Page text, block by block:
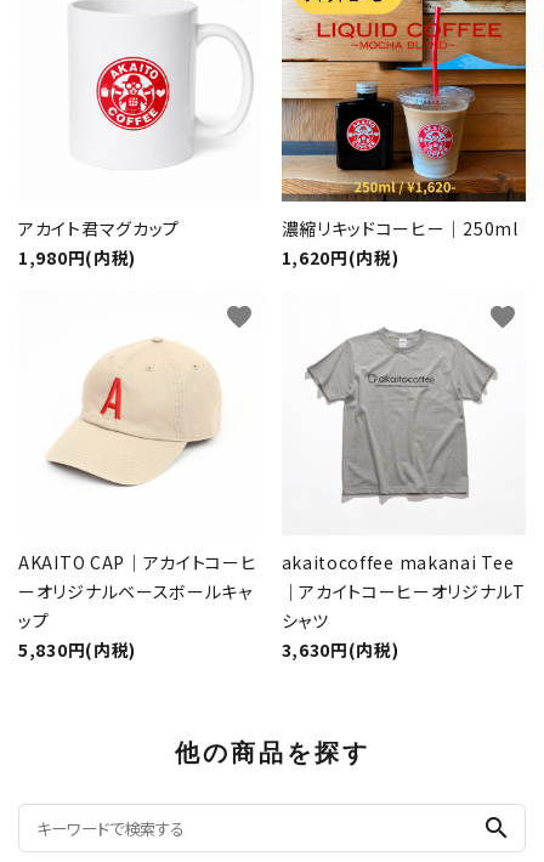
アカイト君マグカップ
1,980円(内税)
濃縮リキッドコーヒー｜250ml
1,620円(内税)
AKAITO CAP｜アカイトコーヒ
ーオリジナルベースボールキャ
ップ
5,830円(内税)
favorite
akaitocoffee makanai Tee
｜アカイトコーヒーオリジナルT
シャツ
3,630円(内税)
favorite
他の商品を探す
search